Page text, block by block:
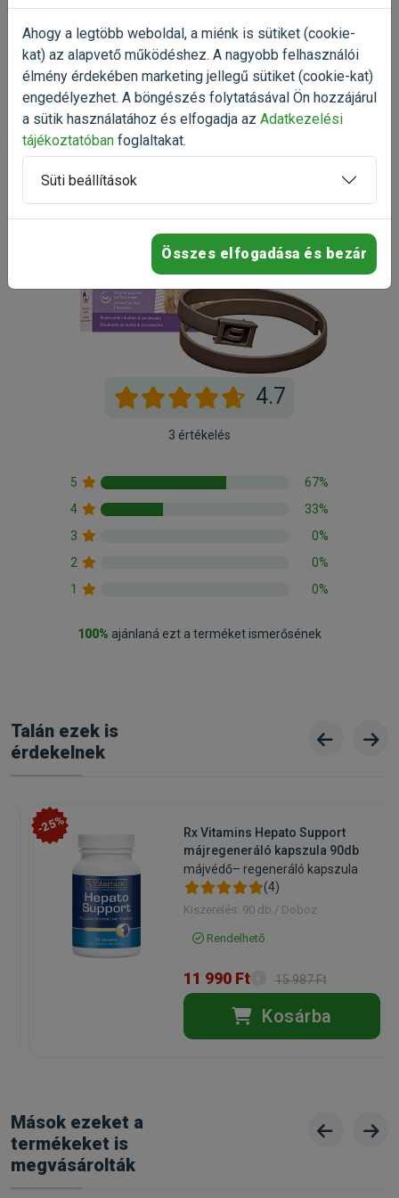
Már próbáltad a terméket?
Oszd meg tapasztalatod a többi gazdival!
Értékelés írása
4.7
3 értékelés
5
67%
4
33%
3
0%
2
0%
1
0%
100% ajánlaná ezt a terméket ismerősének
Talán ezek is
érdekelnek
-25%
Rx Vitamins Hepato Support
májregeneráló kapszula 90db
májvédő– regeneráló kapszula
(4)
Kiszerelés: 90 db / Doboz
Rendelhető
11 990 Ft 15 987 Ft
Kosárba
Mások ezeket a
termékeket is
megvásárolták
Ahogy a legtöbb weboldal, a miénk is sütiket (cookie-
kat) az alapvető működéshez. A nagyobb felhasználói
élmény érdekében marketing jellegű sütiket (cookie-kat)
engedélyezhet. A böngészés folytatásával Ön hozzájárul
a sütik használatához és elfogadja az Adatkezelési
tájékoztatóban foglaltakat.
Süti beállítások
Összes elfogadása és bezár